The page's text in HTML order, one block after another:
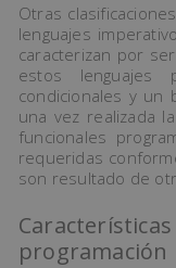
Otras
lenguajes
caracterizan por
estos lenguajes
condicionales y un
una vez realizada
funcionales
requeridas
son resultado de
programación